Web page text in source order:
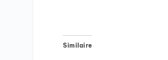
Similaire